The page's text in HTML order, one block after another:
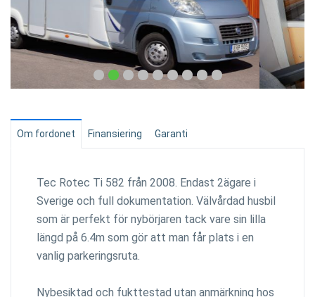
Om fordonet Finansiering Garanti
Tec Rotec Ti 582 från 2008. Endast 2ägare i
Sverige och full dokumentation. Välvårdad husbil
som är perfekt för nybörjaren tack vare sin lilla
längd på 6.4m som gör att man får plats i en
vanlig parkeringsruta.
Nybesiktad och fukttestad utan anmärkning hos